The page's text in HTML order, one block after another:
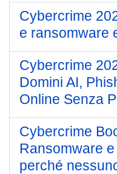
Cybercrime
e ransomware
Cybercrime
Domini AI,
Online Senza
Cybercrime
Ransomware
perché